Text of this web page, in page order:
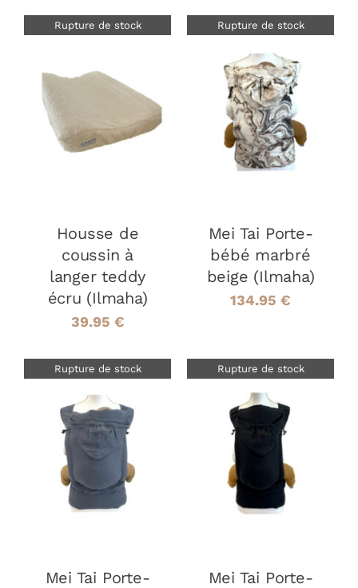
Rupture de stock
Housse de
coussin à
langer teddy
écru (Ilmaha)
39.95 €
Rupture de stock
DÉTAILS
Mei Tai Porte-
bébé marbré
beige (Ilmaha)
134.95 €
Rupture de stock
DÉTAILS
Mei Tai Porte-
Rupture de stock
DÉTAILS
Mei Tai Porte-